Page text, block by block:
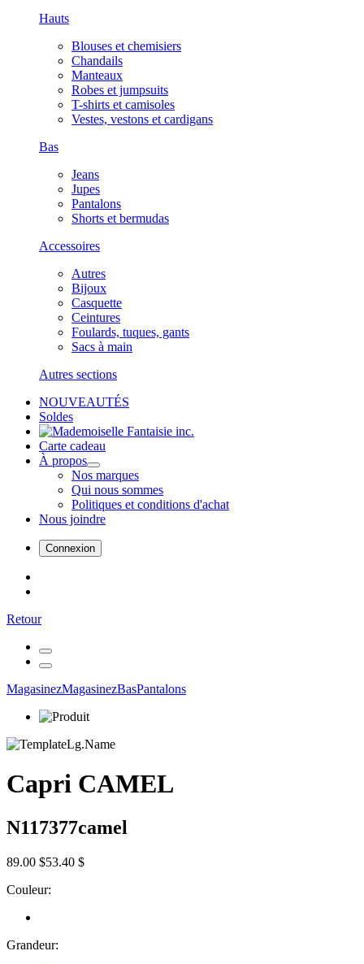
Hauts
Blouses et chemisiers
Chandails
Manteaux
Robes et jumpsuits
T-shirts et camisoles
Vestes, vestons et cardigans
Bas
Jeans
Jupes
Pantalons
Shorts et bermudas
Accessoires
Autres
Bijoux
Casquette
Ceintures
Foulards, tuques, gants
Sacs à main
Autres sections
NOUVEAUTÉS
Soldes
Carte cadeau
À propos
Nos marques
Qui nous sommes
Politiques et conditions d'achat
Nous joindre
Connexion
Retour
MagasinezMagasinezBasPantalons
Capri CAMEL
N117377camel
89.00 $53.40 $
Couleur:
Grandeur: